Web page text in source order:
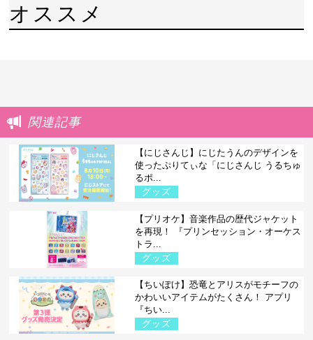
オススメ
関連記事
【にじさんじ】にじたうんのデザインを
使ったぷりてぃな「にじさんじ うるちゅ
るポ...
グッズ
【プリオケ】音楽作品の歴代ジャケット
を再現！ 『プリンセッション・オーケス
トラ...
グッズ
【ちいぽけ】恐竜とアリスがモチーフの
かわいいアイテムがたくさん！ アプリ
『ちい...
グッズ